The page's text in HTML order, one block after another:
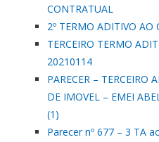
CONTRATUAL
2º TERMO ADITIVO
TERCEIRO TERMO
20210114
PARECER – TERCEIRO
DE IMOVEL – EMEI
(1)
Parecer nº 677 – 3 TA